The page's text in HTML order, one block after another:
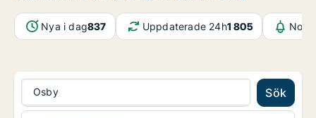
Nya i dag837 Uppdaterade 24h1 805
Osby Sök